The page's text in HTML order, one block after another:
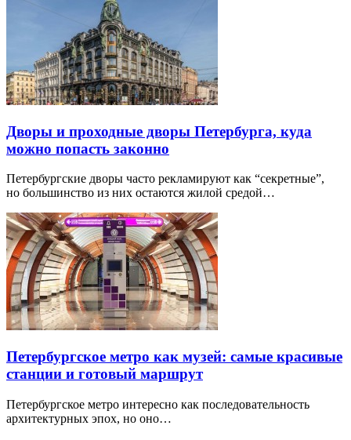
Дворы и проходные дворы Петербурга, куда
можно попасть законно
Петербургские дворы часто рекламируют как “секретные”,
но большинство из них остаются жилой средой…
Петербургское метро как музей: самые красивые
станции и готовый маршрут
Петербургское метро интересно как последовательность
архитектурных эпох, но оно…